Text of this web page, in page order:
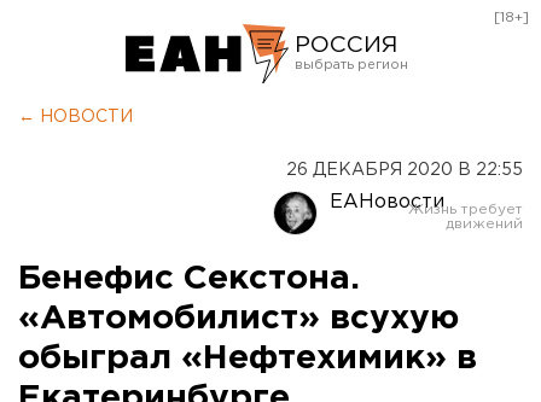
РОССИЯ
Оренбург
[18+]
← НОВОСТИ
26 ДЕКАБРЯ 2020 В 22:55
ЕАНовости
Бенефис Секстона.
«Автомобилист» всухую
обыграл «Нефтехимик» в